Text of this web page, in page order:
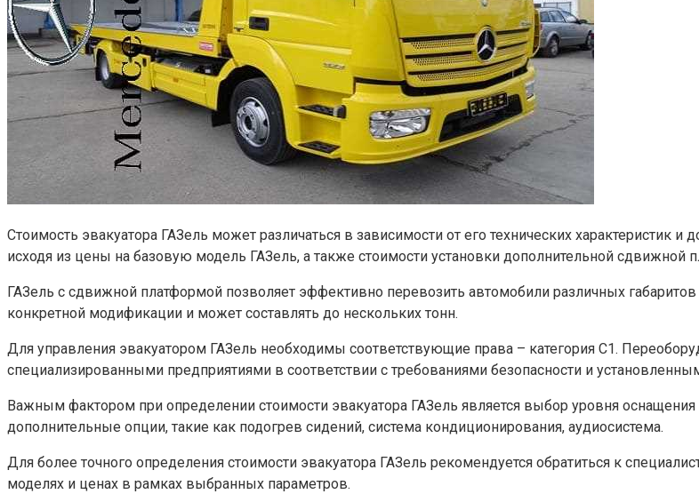
Стоимость эвакуатора ГАЗель может различаться в зависимости от его технических характеристик
исходя из цены на базовую модель ГАЗель, а также стоимости установки дополнительной сдвижной
ГАЗель с сдвижной платформой позволяет эффективно перевозить автомобили различных
конкретной модификации и может составлять до нескольких тонн.
Для управления эвакуатором ГАЗель необходимы соответствующие права – категория С1.
специализированными предприятиями в соответствии с требованиями безопасности и
Важным фактором при определении стоимости эвакуатора ГАЗель является выбор уровня
дополнительные опции, такие как подогрев сидений, система кондиционирования, аудиосистема.
Для более точного определения стоимости эвакуатора ГАЗель рекомендуется обратиться к
моделях и ценах в рамках выбранных параметров.